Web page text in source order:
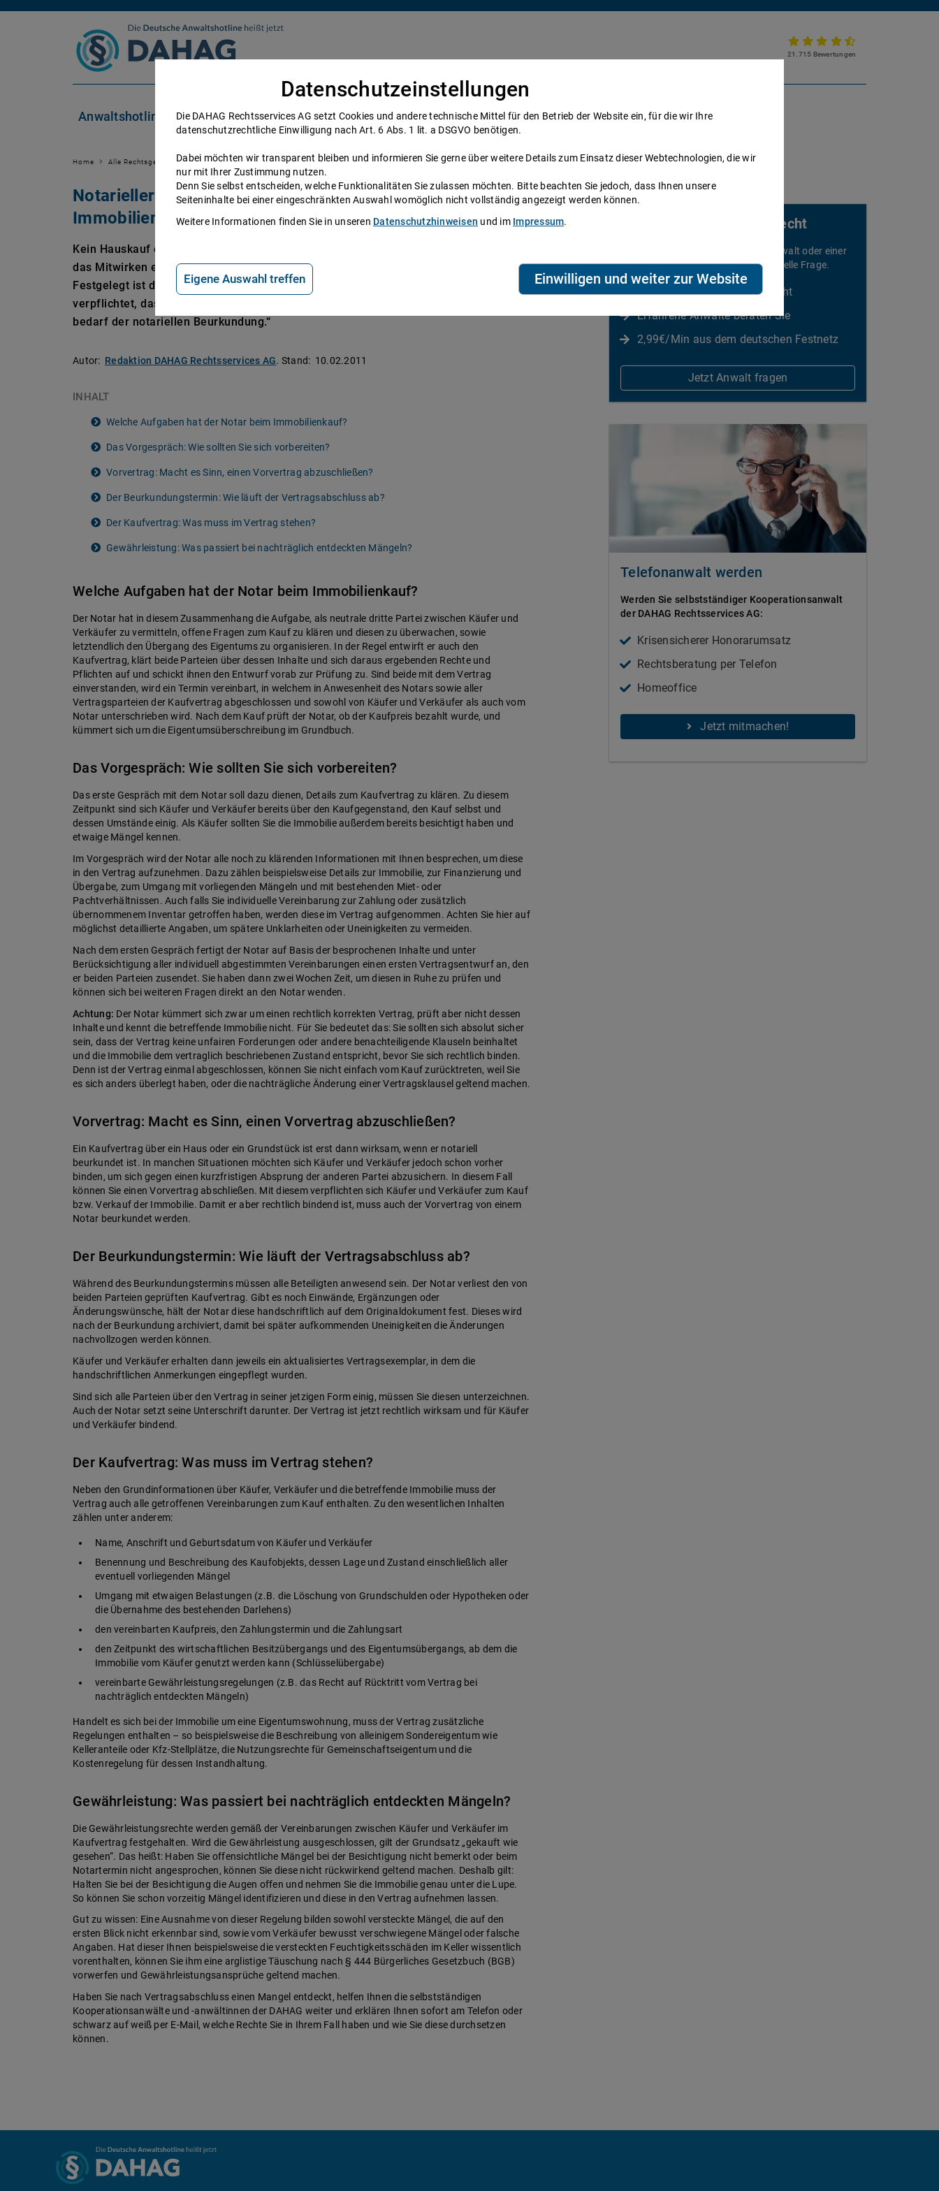
21.715 Bewertungen
Anwaltshotline Rechtsgebiete Über uns Anwälte Telefonanwalt werden Partnerkanzlei werden
Home Alle Rechtsgebiete Zivilrecht Kaufvertrag Notarieller Kaufvertrag
Notarieller Kaufvertrag: So kaufen und verkaufen Sie rechtssicher
Immobilien
Kein Hauskauf ohne Notar: Das Bürgerliche Gesetzbuch (BGB) schreibt vor, dass erst
das Mitwirken eines Notars einen Kaufvertrag über Immobilien wirksam macht.
Festgelegt ist das in § 311 b. Hier heißt es: „Ein Vertrag, durch den sich der eine Teil
verpflichtet, das Eigentum an einem Grundstück zu übertragen oder zu erwerben,
bedarf der notariellen Beurkundung.“
Autor: Redaktion DAHAG Rechtsservices AG. Stand: 10.02.2011
INHALT
Welche Aufgaben hat der Notar beim Immobilienkauf?
Das Vorgespräch: Wie sollten Sie sich vorbereiten?
Vorvertrag: Macht es Sinn, einen Vorvertrag abzuschließen?
Der Beurkundungstermin: Wie läuft der Vertragsabschluss ab?
Der Kaufvertrag: Was muss im Vertrag stehen?
Gewährleistung: Was passiert bei nachträglich entdeckten Mängeln?
Welche Aufgaben hat der Notar beim Immobilienkauf?
Der Notar hat in diesem Zusammenhang die Aufgabe, als neutrale dritte Partei zwischen Käufer und
Verkäufer zu vermitteln, offene Fragen zum Kauf zu klären und diesen zu überwachen, sowie
letztendlich den Übergang des Eigentums zu organisieren. In der Regel entwirft er auch den
Kaufvertrag, klärt beide Parteien über dessen Inhalte und sich daraus ergebenden Rechte und
Pflichten auf und schickt ihnen den Entwurf vorab zur Prüfung zu. Sind beide mit dem Vertrag
einverstanden, wird ein Termin vereinbart, in welchem in Anwesenheit des Notars sowie aller
Vertragsparteien der Kaufvertrag abgeschlossen und sowohl von Käufer und Verkäufer als auch vom
Notar unterschrieben wird. Nach dem Kauf prüft der Notar, ob der Kaufpreis bezahlt wurde, und
kümmert sich um die Eigentumsüberschreibung im Grundbuch.
Das Vorgespräch: Wie sollten Sie sich vorbereiten?
Das erste Gespräch mit dem Notar soll dazu dienen, Details zum Kaufvertrag zu klären. Zu diesem
Zeitpunkt sind sich Käufer und Verkäufer bereits über den Kaufgegenstand, den Kauf selbst und
dessen Umstände einig. Als Käufer sollten Sie die Immobilie außerdem bereits besichtigt haben und
etwaige Mängel kennen.
Im Vorgespräch wird der Notar alle noch zu klärenden Informationen mit Ihnen besprechen, um diese
in den Vertrag aufzunehmen. Dazu zählen beispielsweise Details zur Immobilie, zur Finanzierung und
Übergabe, zum Umgang mit vorliegenden Mängeln und mit bestehenden Miet- oder
Pachtverhältnissen. Auch falls Sie individuelle Vereinbarung zur Zahlung oder zusätzlich
übernommenem Inventar getroffen haben, werden diese im Vertrag aufgenommen. Achten Sie hier auf
möglichst detaillierte Angaben, um spätere Unklarheiten oder Uneinigkeiten zu vermeiden.
Nach dem ersten Gespräch fertigt der Notar auf Basis der besprochenen Inhalte und unter
Berücksichtigung aller individuell abgestimmten Vereinbarungen einen ersten Vertragsentwurf an, den
er beiden Parteien zusendet. Sie haben dann zwei Wochen Zeit, um diesen in Ruhe zu prüfen und
können sich bei weiteren Fragen direkt an den Notar wenden.
Achtung: Der Notar kümmert sich zwar um einen rechtlich korrekten Vertrag, prüft aber nicht dessen
Inhalte und kennt die betreffende Immobilie nicht. Für Sie bedeutet das: Sie sollten sich absolut sicher
sein, dass der Vertrag keine unfairen Forderungen oder andere benachteiligende Klauseln beinhaltet
und die Immobilie dem vertraglich beschriebenen Zustand entspricht, bevor Sie sich rechtlich binden.
Denn ist der Vertrag einmal abgeschlossen, können Sie nicht einfach vom Kauf zurücktreten, weil Sie
es sich anders überlegt haben, oder die nachträgliche Änderung einer Vertragsklausel geltend machen.
Vorvertrag: Macht es Sinn, einen Vorvertrag abzuschließen?
Ein Kaufvertrag über ein Haus oder ein Grundstück ist erst dann wirksam, wenn er notariell
beurkundet ist. In manchen Situationen möchten sich Käufer und Verkäufer jedoch schon vorher
binden, um sich gegen einen kurzfristigen Absprung der anderen Partei abzusichern. In diesem Fall
können Sie einen Vorvertrag abschließen. Mit diesem verpflichten sich Käufer und Verkäufer zum Kauf
bzw. Verkauf der Immobilie. Damit er aber rechtlich bindend ist, muss auch der Vorvertrag von einem
Notar beurkundet werden.
Der Beurkundungstermin: Wie läuft der Vertragsabschluss ab?
Während des Beurkundungstermins müssen alle Beteiligten anwesend sein. Der Notar verliest den von
beiden Parteien geprüften Kaufvertrag. Gibt es noch Einwände, Ergänzungen oder
Änderungswünsche, hält der Notar diese handschriftlich auf dem Originaldokument fest. Dieses wird
nach der Beurkundung archiviert, damit bei später aufkommenden Uneinigkeiten die Änderungen
nachvollzogen werden können.
Käufer und Verkäufer erhalten dann jeweils ein aktualisiertes Vertragsexemplar, in dem die
handschriftlichen Anmerkungen eingepflegt wurden.
Sind sich alle Parteien über den Vertrag in seiner jetzigen Form einig, müssen Sie diesen unterzeichnen.
Auch der Notar setzt seine Unterschrift darunter. Der Vertrag ist jetzt rechtlich wirksam und für Käufer
und Verkäufer bindend.
Der Kaufvertrag: Was muss im Vertrag stehen?
Neben den Grundinformationen über Käufer, Verkäufer und die betreffende Immobilie muss der
Vertrag auch alle getroffenen Vereinbarungen zum Kauf enthalten. Zu den wesentlichen Inhalten
zählen unter anderem:
Name, Anschrift und Geburtsdatum von Käufer und Verkäufer
Benennung und Beschreibung des Kaufobjekts, dessen Lage und Zustand einschließlich aller
eventuell vorliegenden Mängel
Umgang mit etwaigen Belastungen (z.B. die Löschung von Grundschulden oder Hypotheken oder
die Übernahme des bestehenden Darlehens)
den vereinbarten Kaufpreis, den Zahlungstermin und die Zahlungsart
den Zeitpunkt des wirtschaftlichen Besitzübergangs und des Eigentumsübergangs, ab dem die
Immobilie vom Käufer genutzt werden kann (Schlüsselübergabe)
vereinbarte Gewährleistungsregelungen (z.B. das Recht auf Rücktritt vom Vertrag bei
nachträglich entdeckten Mängeln)
Handelt es sich bei der Immobilie um eine Eigentumswohnung, muss der Vertrag zusätzliche
Regelungen enthalten – so beispielsweise die Beschreibung von alleinigem Sondereigentum wie
Kelleranteile oder Kfz-Stellplätze, die Nutzungsrechte für Gemeinschaftseigentum und die
Kostenregelung für dessen Instandhaltung.
Gewährleistung: Was passiert bei nachträglich entdeckten Mängeln?
Die Gewährleistungsrechte werden gemäß der Vereinbarungen zwischen Käufer und Verkäufer im
Kaufvertrag festgehalten. Wird die Gewährleistung ausgeschlossen, gilt der Grundsatz „gekauft wie
gesehen“. Das heißt: Haben Sie offensichtliche Mängel bei der Besichtigung nicht bemerkt oder beim
Notartermin nicht angesprochen, können Sie diese nicht rückwirkend geltend machen. Deshalb gilt:
Halten Sie bei der Besichtigung die Augen offen und nehmen Sie die Immobilie genau unter die Lupe.
So können Sie schon vorzeitig Mängel identifizieren und diese in den Vertrag aufnehmen lassen.
Gut zu wissen: Eine Ausnahme von dieser Regelung bilden sowohl versteckte Mängel, die auf den
ersten Blick nicht erkennbar sind, sowie vom Verkäufer bewusst verschwiegene Mängel oder falsche
Angaben. Hat dieser Ihnen beispielsweise die versteckten Feuchtigkeitsschäden im Keller wissentlich
vorenthalten, können Sie ihm eine arglistige Täuschung nach § 444 Bürgerliches Gesetzbuch (BGB)
vorwerfen und Gewährleistungsansprüche geltend machen.
Haben Sie nach Vertragsabschluss einen Mangel entdeckt, helfen Ihnen die selbstständigen
Kooperationsanwälte und -anwältinnen der DAHAG weiter und erklären Ihnen sofort am Telefon oder
schwarz auf weiß per E-Mail, welche Rechte Sie in Ihrem Fall haben und wie Sie diese durchsetzen
können.
Rechtsberatung für Zivilrecht
Telefonieren Sie sofort mit einem Anwalt oder einer
Anwältin und stellen Sie Ihre individuelle Frage.
Beratung speziell für Zivilrecht
Erfahrene Anwälte beraten Sie
2,99€/Min aus dem deutschen Festnetz
Jetzt Anwalt fragen
Telefonanwalt werden
Werden Sie selbstständiger Kooperationsanwalt
der DAHAG Rechtsservices AG:
Krisensicherer Honorarumsatz
Rechtsberatung per Telefon
Homeoffice
Jetzt mitmachen!
Datenschutzeinstellungen
Die DAHAG Rechtsservices AG setzt Cookies und andere technische Mittel für den Betrieb der Website ein, für die wir Ihre
datenschutzrechtliche Einwilligung nach Art. 6 Abs. 1 lit. a DSGVO benötigen.
Dabei möchten wir transparent bleiben und informieren Sie gerne über weitere Details zum Einsatz dieser Webtechnologien, die wir
nur mit Ihrer Zustimmung nutzen.
Denn Sie selbst entscheiden, welche Funktionalitäten Sie zulassen möchten. Bitte beachten Sie jedoch, dass Ihnen unsere
Seiteninhalte bei einer eingeschränkten Auswahl womöglich nicht vollständig angezeigt werden können.
Weitere Informationen finden Sie in unseren Datenschutzhinweisen und im Impressum.
Eigene Auswahl treffen Einwilligen und weiter zur Website